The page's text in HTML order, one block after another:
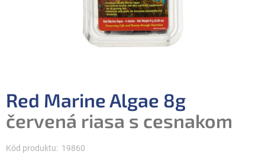
Red Marine Algae 8g
červená riasa s cesnakom
Kód produktu: 19860